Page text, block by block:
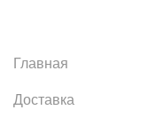
Главная
Доставка